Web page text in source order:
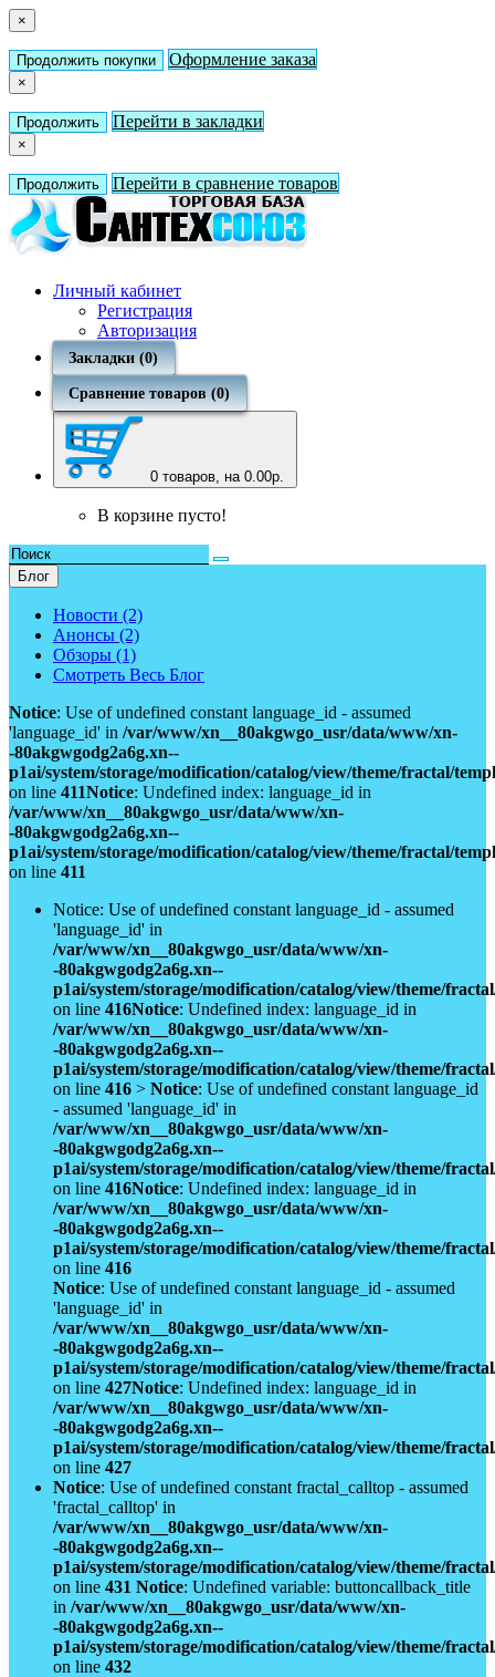
×
Продолжить покупки Оформление заказа
×
Продолжить Перейти в закладки
×
Продолжить Перейти в сравнение товаров
Личный кабинет
Регистрация
Авторизация
Закладки (0)
Сравнение товаров (0)
0 товаров, на 0.00р.
В корзине пусто!
Блог
Новости (2)
Анонсы (2)
Обзоры (1)
Смотреть Весь Блог
Notice: Use of undefined constant language_id - assumed
'language_id' in /var/www/xn__80akgwgo_usr/data/www/xn-
-80akgwgodg2a6g.xn--
p1ai/system/storage/modification/catalog/view/theme/fractal/
on line 411Notice: Undefined index: language_id in
/var/www/xn__80akgwgo_usr/data/www/xn-
-80akgwgodg2a6g.xn--
p1ai/system/storage/modification/catalog/view/theme/fractal/
on line 411
Notice: Use of undefined constant language_id - assumed
'language_id' in
/var/www/xn__80akgwgo_usr/data/www/xn-
-80akgwgodg2a6g.xn--
p1ai/system/storage/modification/catalog/view/theme/
on line 416Notice: Undefined index: language_id in
/var/www/xn__80akgwgo_usr/data/www/xn-
-80akgwgodg2a6g.xn--
p1ai/system/storage/modification/catalog/view/theme/
on line 416 > Notice: Use of undefined constant language_id
- assumed 'language_id' in
/var/www/xn__80akgwgo_usr/data/www/xn-
-80akgwgodg2a6g.xn--
p1ai/system/storage/modification/catalog/view/theme/
on line 416Notice: Undefined index: language_id in
/var/www/xn__80akgwgo_usr/data/www/xn-
-80akgwgodg2a6g.xn--
p1ai/system/storage/modification/catalog/view/theme/
on line 416
Notice: Use of undefined constant language_id - assumed
'language_id' in
/var/www/xn__80akgwgo_usr/data/www/xn-
-80akgwgodg2a6g.xn--
p1ai/system/storage/modification/catalog/view/theme/
on line 427Notice: Undefined index: language_id in
/var/www/xn__80akgwgo_usr/data/www/xn-
-80akgwgodg2a6g.xn--
p1ai/system/storage/modification/catalog/view/theme/
on line 427
Notice: Use of undefined constant fractal_calltop - assumed
'fractal_calltop' in
/var/www/xn__80akgwgo_usr/data/www/xn-
-80akgwgodg2a6g.xn--
p1ai/system/storage/modification/catalog/view/theme/
on line 431 Notice: Undefined variable: buttoncallback_title
in /var/www/xn__80akgwgo_usr/data/www/xn-
-80akgwgodg2a6g.xn--
p1ai/system/storage/modification/catalog/view/theme/
on line 432